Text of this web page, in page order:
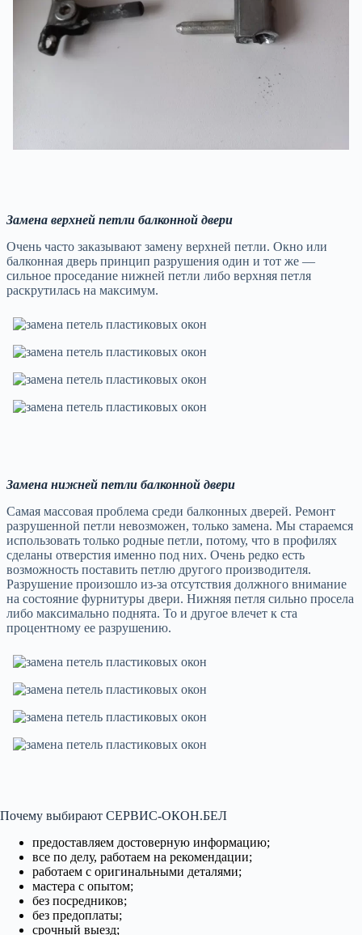
Замена верхней петли балконной двери
Очень часто заказывают замену верхней петли. Окно или
балконная дверь принцип разрушения один и тот же —
сильное проседание нижней петли либо верхняя петля
раскрутилась на максимум.
Замена нижней петли балконной двери
Самая массовая проблема среди балконных дверей. Ремонт
разрушенной петли невозможен, только замена. Мы стараемся
использовать только родные петли, потому, что в профилях
сделаны отверстия именно под них. Очень редко есть
возможность поставить петлю другого производителя.
Разрушение произошло из-за отсутствия должного внимание
на состояние фурнитуры двери. Нижняя петля сильно просела
либо максимально поднята. То и другое влечет к ста
процентному ее разрушению.
Почему выбирают СЕРВИС-ОКОН.БЕЛ
предоставляем достоверную информацию;
все по делу, работаем на рекомендации;
работаем с оригинальными деталями;
мастера с опытом;
без посредников;
без предоплаты;
срочный выезд;